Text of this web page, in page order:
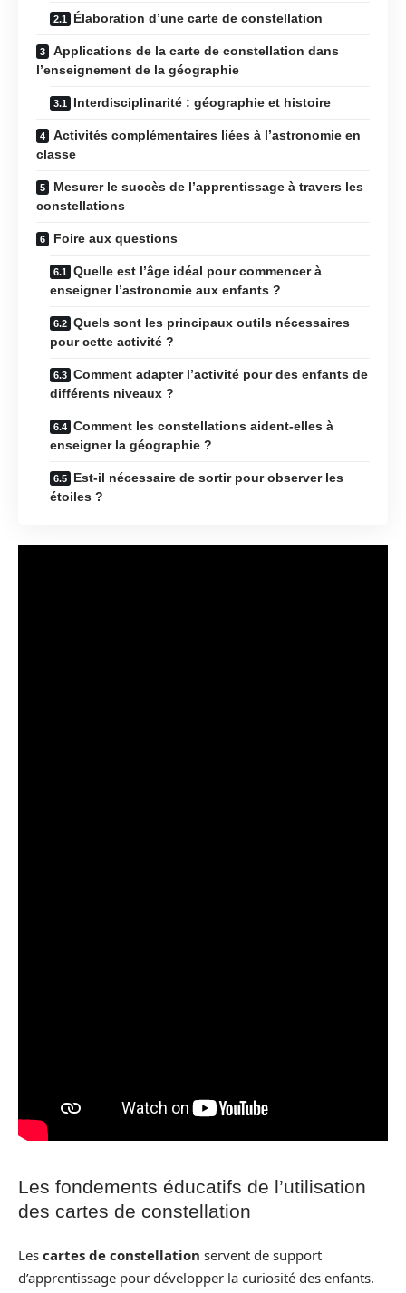
Élaboration d’une carte de constellation
Applications de la carte de constellation dans
l’enseignement de la géographie
Interdisciplinarité : géographie et histoire
Activités complémentaires liées à l’astronomie en
classe
Mesurer le succès de l’apprentissage à travers les
constellations
Foire aux questions
Quelle est l’âge idéal pour commencer à
enseigner l’astronomie aux enfants ?
Quels sont les principaux outils nécessaires
pour cette activité ?
Comment adapter l’activité pour des enfants de
différents niveaux ?
Comment les constellations aident-elles à
enseigner la géographie ?
Est-il nécessaire de sortir pour observer les
étoiles ?
Les fondements éducatifs de l’utilisation
des cartes de constellation
Les cartes de constellation servent de support
d’apprentissage pour développer la curiosité des enfants.